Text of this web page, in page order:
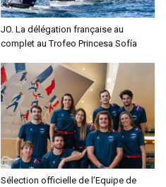
JO. La délégation française au
complet au Trofeo Princesa Sofía
Sélection officielle de l’Equipe de